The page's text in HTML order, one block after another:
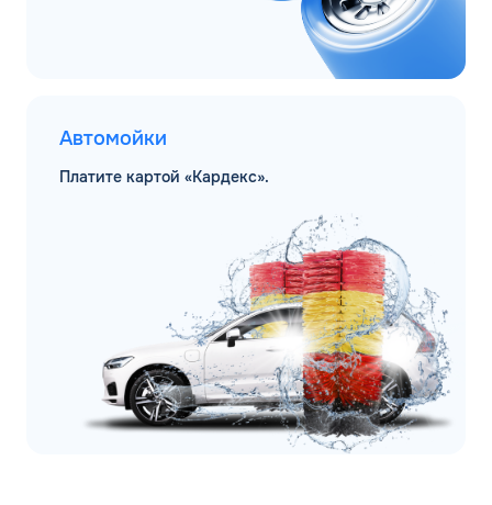
Автомойки
Платите картой «Кардекс».